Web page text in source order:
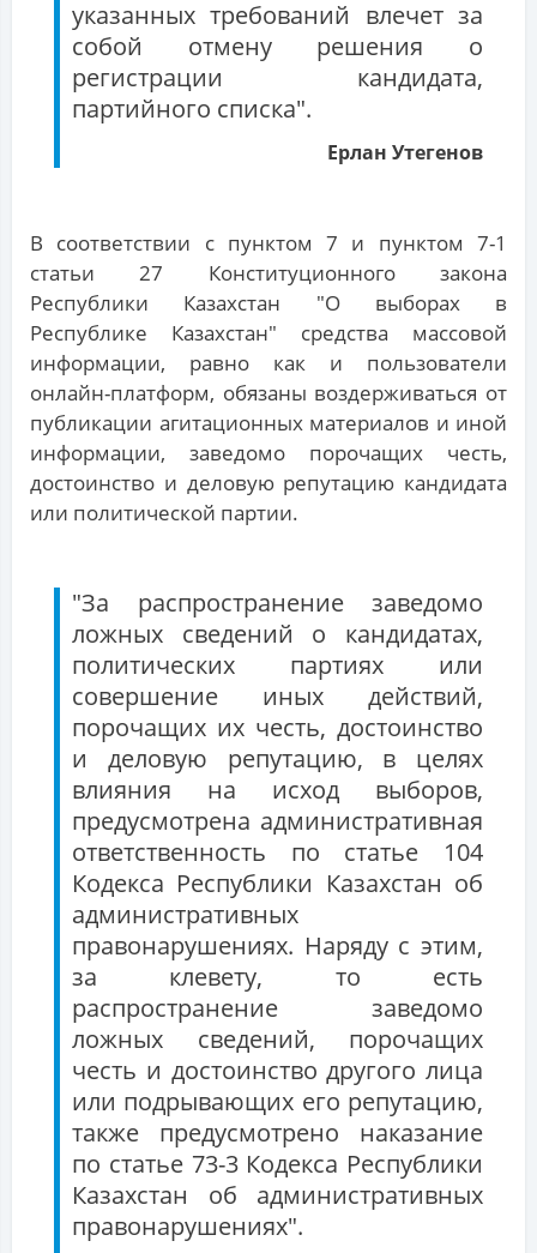
указанных требований влечет за
собой отмену решения о
регистрации кандидата,
партийного списка".
Ерлан Утегенов
В соответствии с пунктом 7 и пунктом 7-1
статьи 27 Конституционного закона
Республики Казахстан "О выборах в
Республике Казахстан" средства массовой
информации, равно как и пользователи
онлайн-платформ, обязаны воздерживаться от
публикации агитационных материалов и иной
информации, заведомо порочащих честь,
достоинство и деловую репутацию кандидата
или политической партии.
"За распространение заведомо
ложных сведений о кандидатах,
политических партиях или
совершение иных действий,
порочащих их честь, достоинство
и деловую репутацию, в целях
влияния на исход выборов,
предусмотрена административная
ответственность по статье 104
Кодекса Республики Казахстан об
административных
правонарушениях. Наряду с этим,
за клевету, то есть
распространение заведомо
ложных сведений, порочащих
честь и достоинство другого лица
или подрывающих его репутацию,
также предусмотрено наказание
по статье 73-3 Кодекса Республики
Казахстан об административных
правонарушениях".